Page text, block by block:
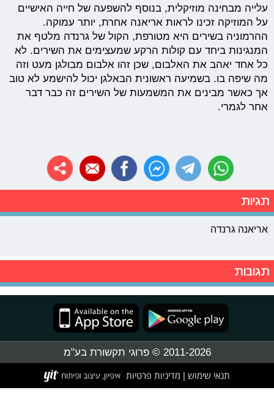
עלייה מבחינה מוזיקלית, בנוסף להשפעה של חייה האישיים
על המוזיקה זכינו לראות אריאנה אחרת, יותר עמוקה.
ההרמוניה בשירים היא מטורפת, הקול של גרנדה מלטף את
המנגינות ביחד עם קולות הרקע שמעצימים את השירים. לא
כל אחד יאהב את האלבום, שכן זהו אלבום מבולגן מעט וזה
מה שיפה בו. בשמיעה ראשונית הבאלגן יכול להישמע לא טוב
אך כאשר מבינים את המשמעות של השירים זה כבר דבר
אחר לגמרי.
תגיות
אריאנה גרנדה
תגובות
2011-2026 © פרוגי תקשורת בע"מ
תנאי שימוש מדיניות פרטיות